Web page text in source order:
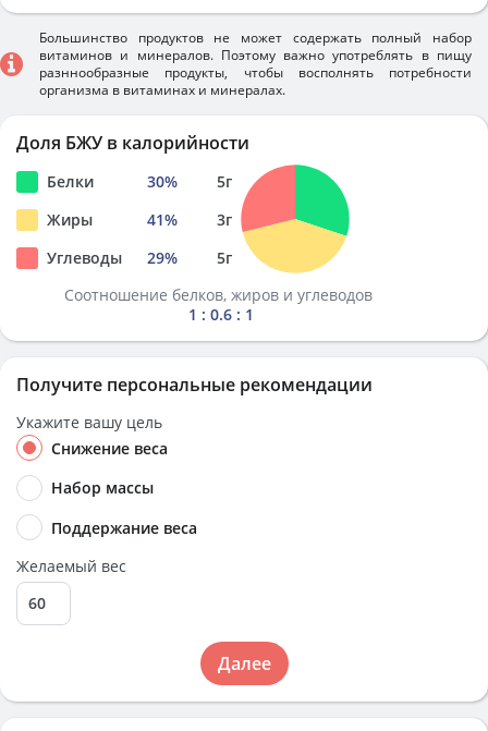
Большинство продуктов не может содержать полный набор
витаминов и минералов. Поэтому важно употреблять в пищу
разннообразные продукты, чтобы восполнять потребности
организма в витаминах и минералах.
Доля БЖУ в калорийности
Белки 30% 5г
Жиры
41% 3г
Углеводы
29% 5г
Соотношение белков, жиров и углеводов
1 : 0.6 : 1
Получите персональные рекомендации
Укажите вашу цель
Снижение веса
Набор массы
Поддержание веса
Желаемый вес
Далее